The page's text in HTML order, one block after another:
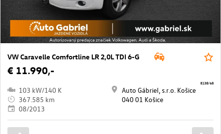
VW Caravelle Comfortline LR 2,0L TDI 6-G
€ 11.990,-
103 kW/140 K
367.585 km
08/2013
Auto Gábriel, s.r.o. Košice
040 01 Košice
8138/68